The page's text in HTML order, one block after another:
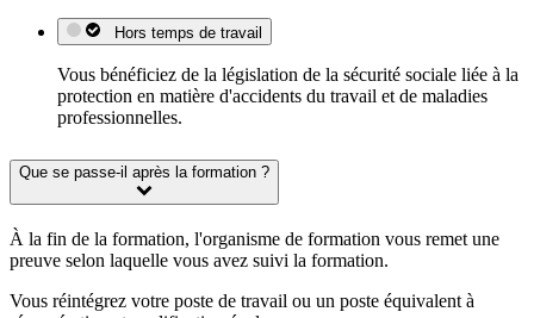
Hors temps de travail
Vous bénéficiez de la législation de la sécurité sociale liée à la
protection en matière d'accidents du travail et de maladies
professionnelles.
Que se passe-il après la formation ?
À la fin de la formation, l'organisme de formation vous remet une
preuve selon laquelle vous avez suivi la formation.
Vous réintégrez votre poste de travail ou un poste équivalent à